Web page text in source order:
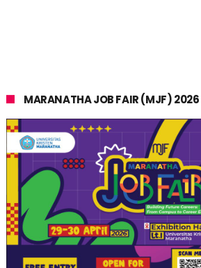
MARANATHA JOB FAIR (MJF) 2026